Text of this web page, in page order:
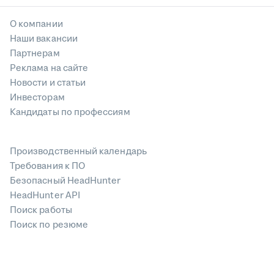
О компании
Наши вакансии
Партнерам
Реклама на сайте
Новости и статьи
Инвесторам
Кандидаты по профессиям
Производственный календарь
Требования к ПО
Безопасный HeadHunter
HeadHunter API
Поиск работы
Поиск по резюме